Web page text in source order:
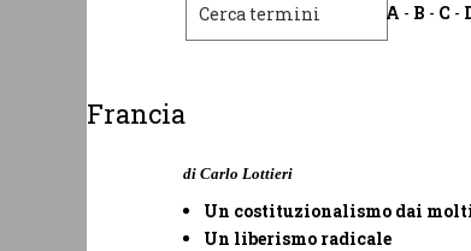
A - B - C -
Francia
di Carlo Lottieri
Un costituzionalismo dai
Un liberismo radicale